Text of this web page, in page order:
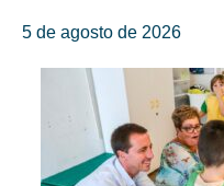
5 de agosto de 2026